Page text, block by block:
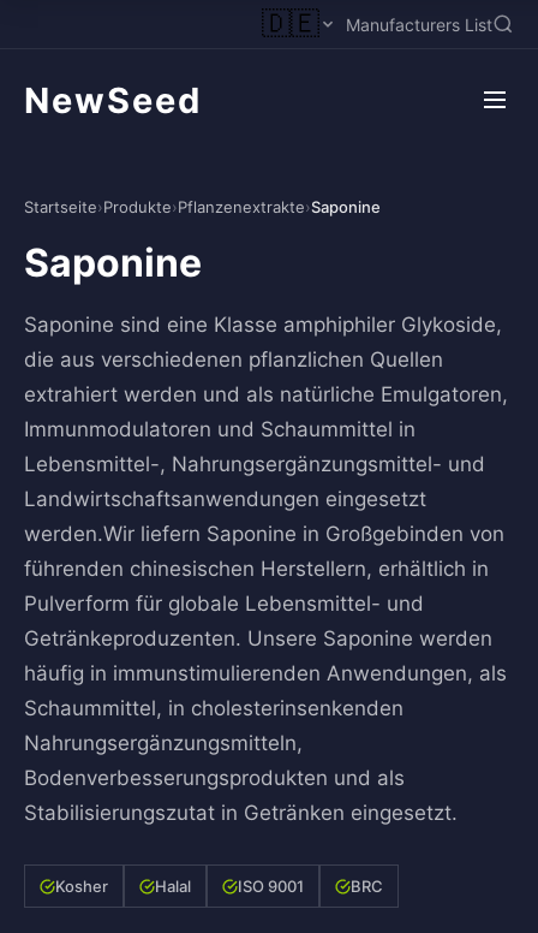
🇩🇪 Manufacturers List
NewSeed
Startseite›Produkte›Pflanzenextrakte›Saponine
Saponine
Saponine sind eine Klasse amphiphiler Glykoside,
die aus verschiedenen pflanzlichen Quellen
extrahiert werden und als natürliche Emulgatoren,
Immunmodulatoren und Schaummittel in
Lebensmittel-, Nahrungsergänzungsmittel- und
Landwirtschaftsanwendungen eingesetzt
werden.Wir liefern Saponine in Großgebinden von
führenden chinesischen Herstellern, erhältlich in
Pulverform für globale Lebensmittel- und
Getränkeproduzenten. Unsere Saponine werden
häufig in immunstimulierenden Anwendungen, als
Schaummittel, in cholesterinsenkenden
Nahrungsergänzungsmitteln,
Bodenverbesserungsprodukten und als
Stabilisierungszutat in Getränken eingesetzt.
Kosher Halal ISO 9001 BRC